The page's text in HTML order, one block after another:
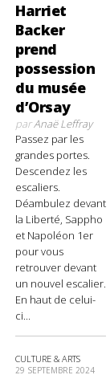
Harriet
Backer
prend
possession
du musée
d’Orsay
parAnaë Leffray
Passez par les
grandes portes.
Descendez les
escaliers.
Déambulez devant
la Liberté, Sappho
et Napoléon 1er
pour vous
retrouver devant
un nouvel escalier.
En haut de celui-
ci...
CULTURE & ARTS
29 SEPTEMBRE 2024